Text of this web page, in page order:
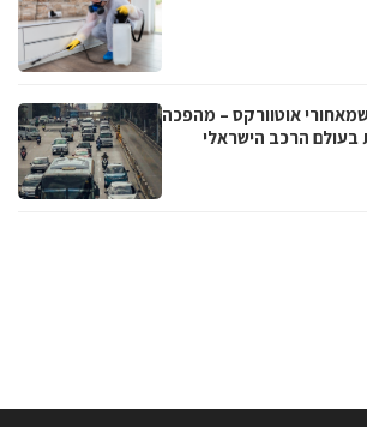
שמאחורי אוטוורקס – מהפכה
הרכב הישראלי